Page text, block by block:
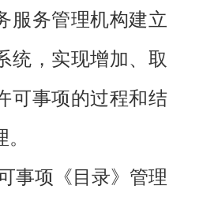
服务管理机构建立
统，实现增加、取
可事项的过程和结
项《目录》管理